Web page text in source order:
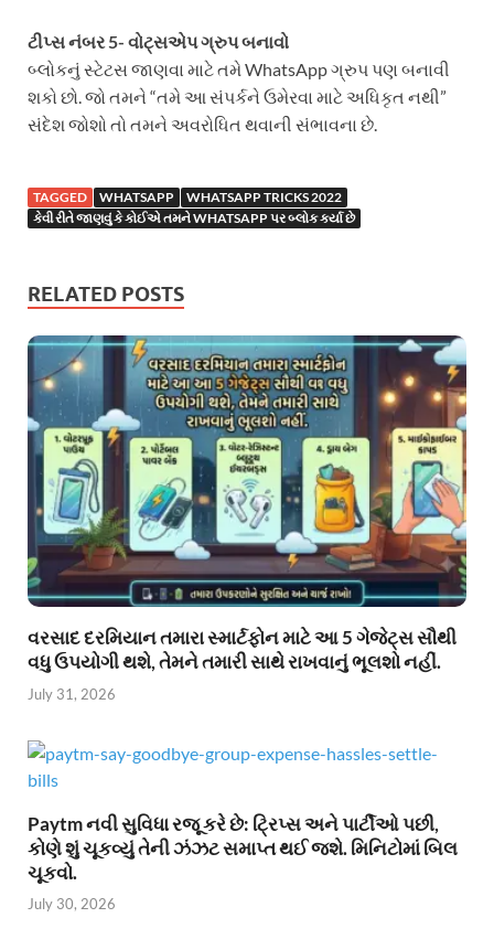
ટીપ્સ નંબર 5- વોટ્સએપ ગ્રુપ બનાવો
બ્લોકનું સ્ટેટસ જાણવા માટે તમે WhatsApp ગ્રુપ પણ બનાવી
શકો છો. જો તમને “તમે આ સંપર્કને ઉમેરવા માટે અધિકૃત નથી”
સંદેશ જોશો તો તમને અવરોધિત થવાની સંભાવના છે.
TAGGED WHATSAPP
WHATSAPP TRICKS 2022
કેવી રીતે જાણવું કે કોઈએ તમને WHATSAPP પર બ્લોક કર્યા છે
RELATED POSTS
વરસાદ દરમિયાન તમારા સ્માર્ટફોન માટે આ 5 ગેજેટ્સ સૌથી
વધુ ઉપયોગી થશે, તેમને તમારી સાથે રાખવાનું ભૂલશો નહીં.
July 31, 2026
Paytm નવી સુવિધા રજૂ કરે છે: ટ્રિપ્સ અને પાર્ટીઓ પછી,
કોણે શું ચૂકવ્યું તેની ઝંઝટ સમાપ્ત થઈ જશે. મિનિટોમાં બિલ
ચૂકવો.
July 30, 2026